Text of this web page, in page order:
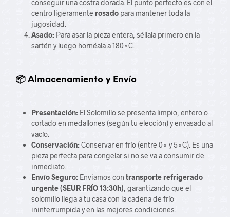
conseguir una costra dorada. El punto perfecto es con el
centro ligeramente rosadopara mantener toda la
jugosidad.
Asado:Para asar la pieza entera, séllala primero en la
sartén y luego hornéala a180∘C.
📦 Almacenamiento y Envío
Presentación:El Solomillo se presenta limpio, entero o
cortado en medallones (según tu elección) y envasado al
vacío.
Conservación:Conservar en frío (entre 0∘ y5∘C). Es una
pieza perfecta para congelar si no se va a consumir de
inmediato.
Envío Seguro:Enviamos con transporte refrigerado
urgente (SEUR FRÍO 13:30h) , garantizando que el
solomillo llega a tu casa con la cadena de frío
ininterrumpida y en las mejores condiciones.